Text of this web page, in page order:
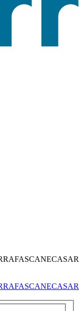
CANECASAR
CANECASAR